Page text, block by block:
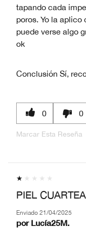
tapando cada
poros. Yo la aplico
puede verse algo
ok
Conclusión Sí,
0 0
Marcar Esta Reseña
PIEL
Enviado 21/04/2025
por Lucía25M.